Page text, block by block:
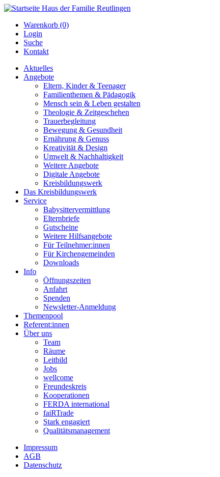
Warenkorb (0)
Login
Suche
Kontakt
Aktuelles
Angebote
Eltern, Kinder & Teenager
Familienthemen & Pädagogik
Mensch sein & Leben gestalten
Theologie & Zeitgeschehen
Trauerbegleitung
Bewegung & Gesundheit
Ernährung & Genuss
Kreativität & Design
Umwelt & Nachhaltigkeit
Weitere Angebote
Digitale Angebote
Kreisbildungswerk
Das Kreisbildungswerk
Service
Babysittervermittlung
Elternbriefe
Gutscheine
Weitere Hilfsangebote
Für Teilnehmer:innen
Für Kirchengemeinden
Downloads
Info
Öffnungszeiten
Anfahrt
Spenden
Newsletter-Anmeldung
Themenpool
Referent:innen
Über uns
Team
Räume
Leitbild
Jobs
wellcome
Freundeskreis
Kooperationen
FERDA international
faiRTrade
Stark engagiert
Qualitätsmanagement
Impressum
AGB
Datenschutz